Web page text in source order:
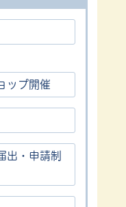
ップ開催
出・申請制